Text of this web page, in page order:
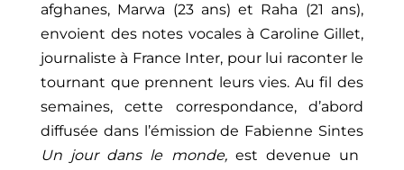
afghanes, Marwa (23 ans) et Raha (21 ans),
envoient des notes vocales à Caroline Gillet,
journaliste à France Inter, pour lui raconter le
tournant que prennent leurs vies. Au fil des
semaines, cette correspondance, d’abord
diffusée dans l’émission de Fabienne Sintes
Un jour dans le monde,est devenue un